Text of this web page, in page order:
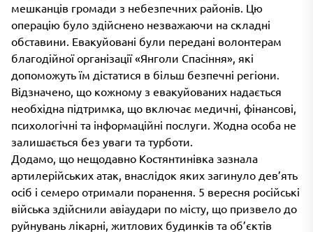
мешканців громади з небезпечних районів. Цю
операцію було здійснено незважаючи на складні
обставини. Евакуйовані були передані волонтерам
благодійної організації «Янголи Спасіння», які
допоможуть їм дістатися в більш безпечні регіони.
Відзначено, що кожному з евакуйованих надається
необхідна підтримка, що включає медичні, фінансові,
психологічні та інформаційні послуги. Жодна особа не
залишається без уваги та турботи.
Додамо, що нещодавно Костянтинівка зазнала
артилерійських атак, внаслідок яких загинуло дев’ять
осіб і семеро отримали поранення. 5 вересня російські
війська здійснили авіаудари по місту, що призвело до
руйнувань лікарні, житлових будинків та об’єктів